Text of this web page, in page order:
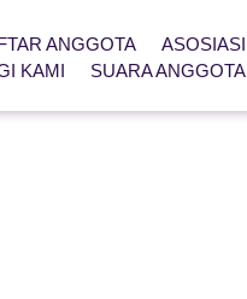
ANGGOTA
ASOSIASI
KAMI
SUARA ANGGOTA